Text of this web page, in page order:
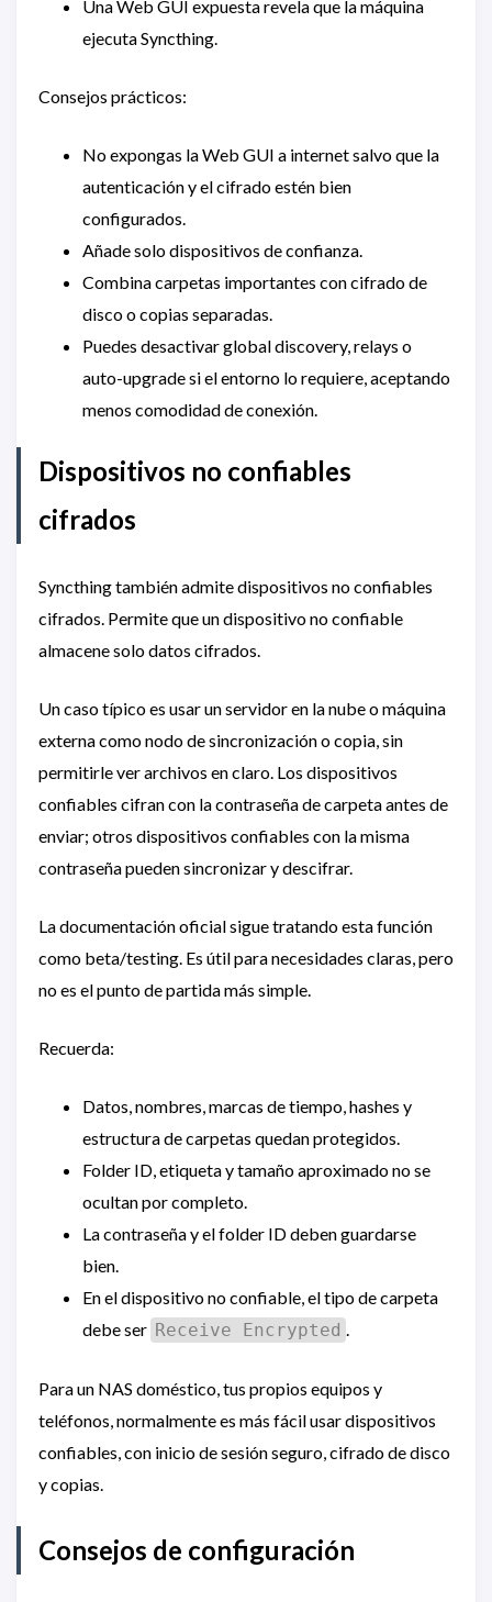
Una Web GUI expuesta revela que la máquina
ejecuta Syncthing.
Consejos prácticos:
No expongas la Web GUI a internet salvo que la
autenticación y el cifrado estén bien
configurados.
Añade solo dispositivos de confianza.
Combina carpetas importantes con cifrado de
disco o copias separadas.
Puedes desactivar global discovery, relays o
auto-upgrade si el entorno lo requiere, aceptando
menos comodidad de conexión.
Dispositivos no confiables
cifrados
Syncthing también admite dispositivos no confiables
cifrados. Permite que un dispositivo no confiable
almacene solo datos cifrados.
Un caso típico es usar un servidor en la nube o máquina
externa como nodo de sincronización o copia, sin
permitirle ver archivos en claro. Los dispositivos
confiables cifran con la contraseña de carpeta antes de
enviar; otros dispositivos confiables con la misma
contraseña pueden sincronizar y descifrar.
La documentación oficial sigue tratando esta función
como beta/testing. Es útil para necesidades claras, pero
no es el punto de partida más simple.
Recuerda:
Datos, nombres, marcas de tiempo, hashes y
estructura de carpetas quedan protegidos.
Folder ID, etiqueta y tamaño aproximado no se
ocultan por completo.
La contraseña y el folder ID deben guardarse
bien.
En el dispositivo no confiable, el tipo de carpeta
debe ser Receive Encrypted .
Para un NAS doméstico, tus propios equipos y
teléfonos, normalmente es más fácil usar dispositivos
confiables, con inicio de sesión seguro, cifrado de disco
y copias.
Consejos de configuración